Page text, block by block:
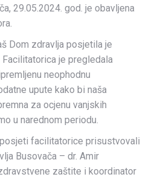
29.05.2024. god. je obavljena
Dom zdravlja posjetila je
je pregledala
neophodnu
upute kako bi naša
za ocjenu vanjskih
u narednom periodu.
facilitatorice prisustvovali
Busovača – dr. Amir
zaštite i koordinator